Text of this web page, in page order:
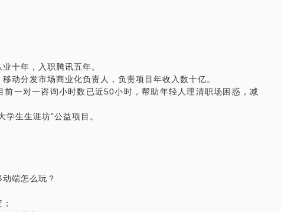
进行
定位
难以选择的局面，
字路口”人群
邮箱给您一份信息收集表，以便我更好地了解您。
信息收集表的丰富度可以让见面咨询的效率提高数倍。
您的未来情况，会酌情约见第二次。
十年，入职腾讯五年。
动分发市场商业化负责人，负责项目年收入数十亿。
前一对一咨询小时数已近50小时，帮助年轻人理清职场困惑，减
学生生涯坊”公益项目。
端怎么玩？